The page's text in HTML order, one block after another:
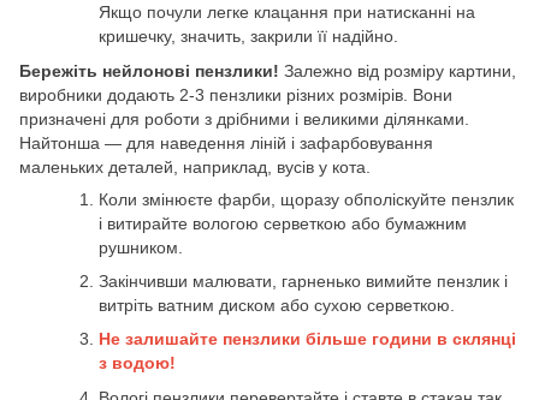
Якщо почули легке клацання при натисканні на
кришечку, значить, закрили її надійно.
Бережіть нейлонові пензлики! Залежно від розміру картини,
виробники додають 2-3 пензлики різних розмірів. Вони
призначені для роботи з дрібними і великими ділянками.
Найтонша — для наведення ліній і зафарбовування
маленьких деталей, наприклад, вусів у кота.
Коли змінюєте фарби, щоразу обполіскуйте пензлик
і витирайте вологою серветкою або бумажним
рушником.
Закінчивши малювати, гарненько вимийте пензлик і
витріть ватним диском або сухою серветкою.
Не залишайте пензлики більше години в склянці
з водою!